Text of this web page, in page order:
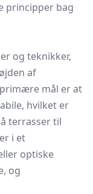
principper bag
og teknikker,
af
mål er at
hvilket er
terrasser til
i et
optiske
og